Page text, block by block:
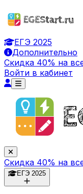
ЕГЭ 2025
Дополнительно
Скидка 40% на
Войти в кабинет
Скидка 40% на
ЕГЭ 2025